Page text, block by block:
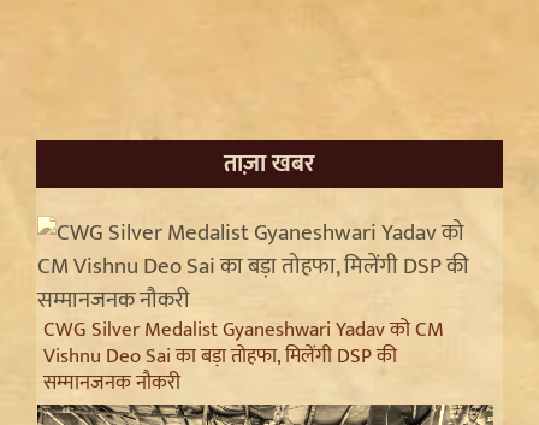
ताज़ा खबर
CWG Silver Medalist Gyaneshwari Yadav को CM
Vishnu Deo Sai का बड़ा तोहफा, मिलेंगी DSP की
सम्मानजनक नौकरी